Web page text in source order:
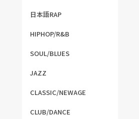
日本語RAP
HIPHOP/R&B
SOUL/BLUES
JAZZ
CLASSIC/NEWAGE
CLUB/DANCE